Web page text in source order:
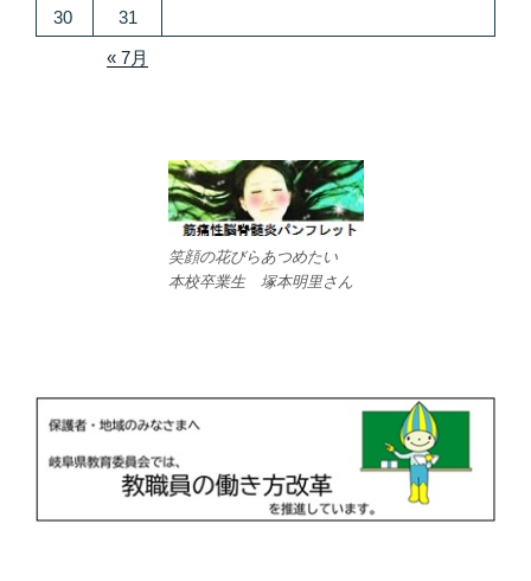
30
31
« 7月
笑顔の花びらあつめたい
本校卒業生 塚本明里さん